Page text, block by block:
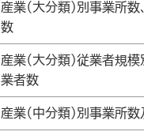
産業(大分類)別事業所数
数
産業(大分類)従業者規模
業者数
産業(中分類)別事業所数